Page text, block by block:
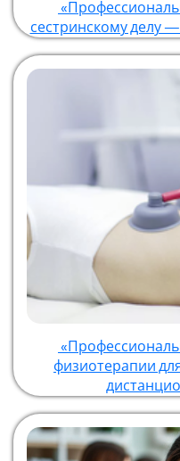
сестринскому делу
физиотерапии